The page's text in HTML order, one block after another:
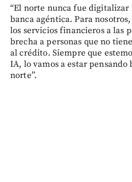
“El norte nunca fue
banca agéntica. Para
los servicios financieros a las
brecha a personas que no
al crédito. Siempre que
IA, lo vamos a estar pensando
norte”.